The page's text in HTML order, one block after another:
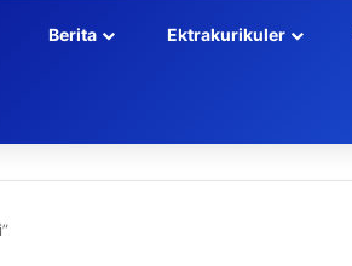
Berita Ektrakurikuler